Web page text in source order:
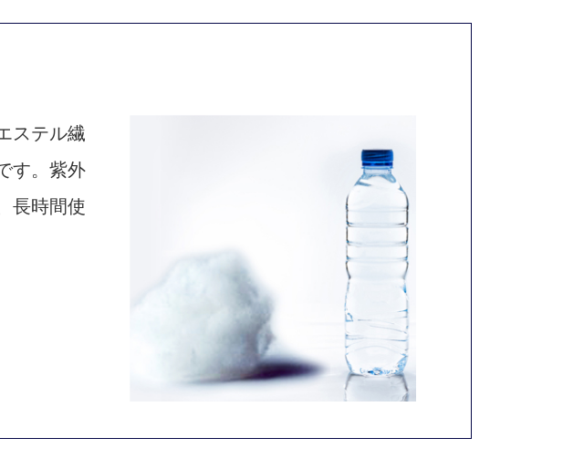
ステル繊
す。紫外
長時間使